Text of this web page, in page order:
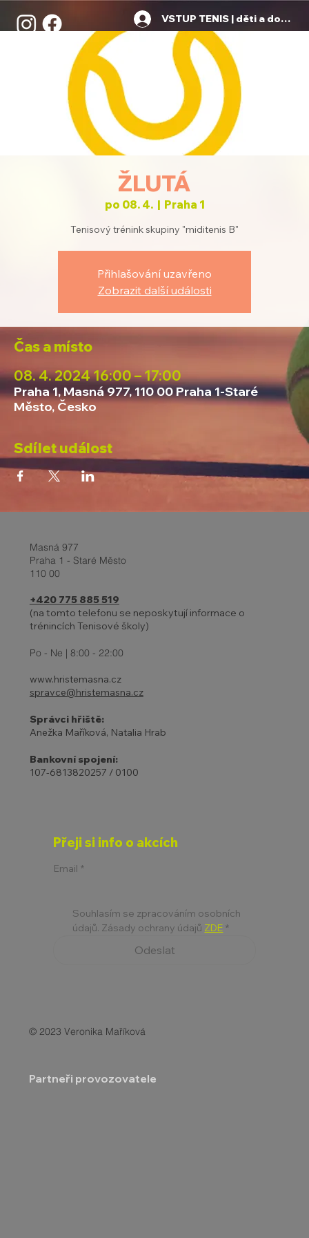
VSTUP TENIS | děti a dospělí
ŽLUTÁ
po 08. 4.
  |
Praha 1
Tenisový trénink skupiny "miditenis B"
Přihlašování uzavřeno
Zobrazit další události
Čas a místo
08. 4. 2024 16:00 – 17:00
Praha 1, Masná 977, 110 00 Praha 1-Staré
Město, Česko
Sdílet událost
Masná 977
Praha 1 - Staré Město
110 00
+420 775 885 519
(na tomto telefonu se neposkytují informace o
trénincích Tenisové školy)
Po - Ne | 8:00 - 22:00
www.hristemasna.cz
spravce@hristemasna.cz
Správci hřiště:
Anežka Maříková, Natalia Hrab
Bankovní spojení:
107-6813820257 / 0100
Přeji si info o akcích
Email *
Souhlasím se zpracováním osobních
údajů. Zásady ochrany údajů ZDE *
Odeslat
© 2023 Veronika Maříková
Partneři provozovatele